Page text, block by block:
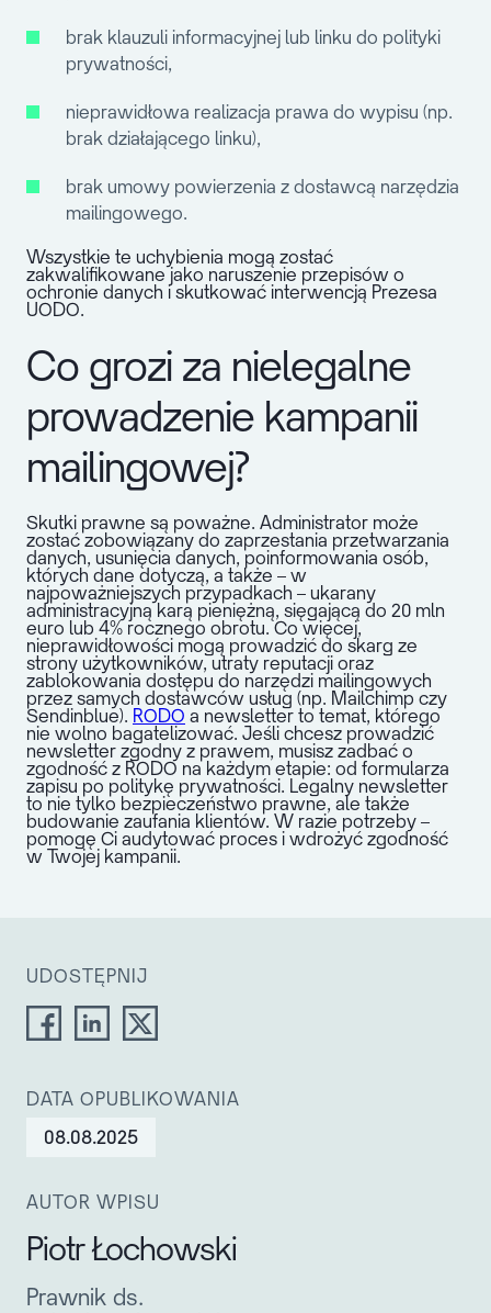
UDOSTĘPNIJ
DATA OPUBLIKOWANIA
08.08.2025
AUTOR WPISU
Piotr Łochowski
Prawnik ds.
brak klauzuli informacyjnej lub linku do polityki
prywatności,
nieprawidłowa realizacja prawa do wypisu (np.
brak działającego linku),
brak umowy powierzenia z dostawcą narzędzia
mailingowego.
Wszystkie te uchybienia mogą zostać
zakwalifikowane jako naruszenie przepisów o
ochronie danych i skutkować interwencją Prezesa
UODO.
Co grozi za nielegalne
prowadzenie kampanii
mailingowej?
Skutki prawne są poważne. Administrator może
zostać zobowiązany do zaprzestania przetwarzania
danych, usunięcia danych, poinformowania osób,
których dane dotyczą, a także – w
najpoważniejszych przypadkach – ukarany
administracyjną karą pieniężną, sięgającą do 20 mln
euro lub 4% rocznego obrotu. Co więcej,
nieprawidłowości mogą prowadzić do skarg ze
strony użytkowników, utraty reputacji oraz
zablokowania dostępu do narzędzi mailingowych
przez samych dostawców usług (np. Mailchimp czy
Sendinblue). RODO a newsletter to temat, którego
nie wolno bagatelizować. Jeśli chcesz prowadzić
newsletter zgodny z prawem, musisz zadbać o
zgodność z RODO na każdym etapie: od formularza
zapisu po politykę prywatności. Legalny newsletter
to nie tylko bezpieczeństwo prawne, ale także
budowanie zaufania klientów. W razie potrzeby –
pomogę Ci audytować proces i wdrożyć zgodność
w Twojej kampanii.